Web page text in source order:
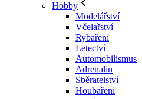
Hobby
Modelářství
Včelařství
Rybaření
Letectví
Automobilismus
Adrenalin
Sběratelství
Houbaření